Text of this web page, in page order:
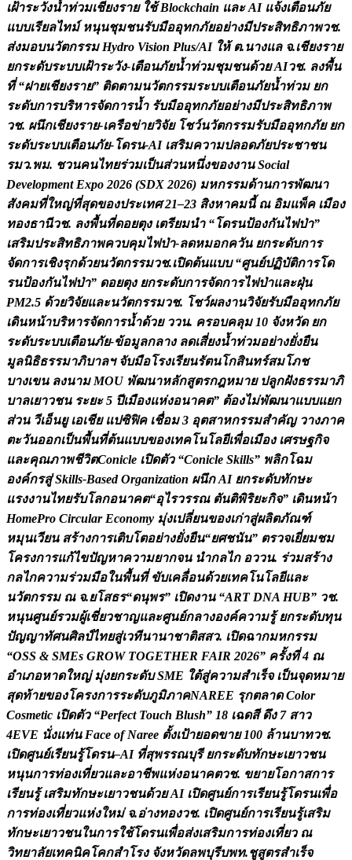
เฝาระวงนทวมเชยงราย ใช Blockchain และ AI แจงเตอนภย
แบบเรยลไทม หนนชมชนรบมออทกภยอยางมประสทธภาพวช.
สงมอบนวตกรรม Hydro Vision Plus/AI ให ต.นางแล จ.เชยงราย
ยกระดบระบบเฝาระวง-เตอนภยนทวมชมชนดวย AIวช. ลงพน
ท “ฝายเชยงราย” ตดตามนวตกรรมระบบเตอนภยนทวม ยก
ระดบการบรหารจดการน รบมออทกภยอยางมประสทธภาพ
วช. ผนกเชยงราย-เครอขายวจย โชวนวตกรรมรบมออทกภย ยก
ระดบระบบเตอนภย-โดรน-AI เสรมความปลอดภยประชาชน
รมว.พม. ชวนคนไทยรวมเปนสวนหนงของงาน Social
Development Expo 2026 (SDX 2026) มหกรรมดานการพฒนา
สงคมทใหญทสดของประเทศ 21–23 สงหาคมน ณ อมแพค เมอง
ทองธานวช. ลงพนทดอยตง เตรยมน “โดรนปองกนไฟปา”
เสรมประสทธภาพควบคมไฟปา-ลดหมอกควน ยกระดบการ
จดการเชงรกดวยนวตกรรมวช.เปดตนแบบ “ศนยปฏบตการโด
รนปองกนไฟปา” ดอยตง ยกระดบการจดการไฟปาและฝน
PM2.5 ดวยวจยและนวตกรรมวช. โชวผลงานวจยรบมออทกภย
เดนหนาบรหารจดการนดวย ววน. ครอบคลม 10 จงหวด ยก
ระดบระบบเตอนภย-ขอมลกลาง ลดเสยงนทวมอยางยงยน
มลนธธรรมาภบาลฯ จบมอโรงเรยนรตนโกสนทรสมโภช
บางเขน ลงนาม MOU พฒนาหลกสตรกฎหมาย ปลกฝงธรรมาภ
บาลเยาวชน ระยะ 5 ปเมองแหงอนาคต” ตองไมพฒนาแบบแยก
สวน วเอนย เอเชย แปซฟค เชอม 3 อตสาหกรรมสคญ วางภาค
ตะวนออกเปนพนทตนแบบของเทคโนโลยเพอเมอง เศรษฐกจ
และคณภาพชวตConicle เปดตว “Conicle Skills” พลกโฉม
องคกรส Skills-Based Organization ผนก AI ยกระดบทกษะ
แรงงานไทยรบโลกอนาคต“อไรวรรณ ตนตพรยะกจ” เดนหนา
HomePro Circular Economy มงเปลยนของเกาสผลตภณฑ
หมนเวยน สรางการเตบโตอยางยงยน“ยศชนน” ตรวจเยยมชม
โครงการแกไขปญหาความยากจน นกลไก อววน. รวมสราง
กลไกความรวมมอในพนท ขบเคลอนดวยเทคโนโลยและ
นวตกรรม ณ จ.ยโสธร“ดนพร” เปดงาน “ART DNA HUB” วช.
หนนศนยรวมผเชยวชาญและศนยกลางองคความร ยกระดบทน
ปญญาทศนศลปไทยสเวทนานาชาตสสว. เปดฉากมหกรรม
“OSS & SMEs GROW TOGETHER FAIR 2026” ครงท 4 ณ
อเภอหาดใหญ มงยกระดบ SME ใตสความสเรจ เปนจดหมาย
สดทายของโครงการระดบภมภาคNAREE รกตลาด Color
Cosmetic เปดตว “Perfect Touch Blush” 18 เฉดส ดง 7 สาว
4EVE นงแทน Face of Naree ตงเปายอดขาย 100 ลานบาทวช.
เปดศนยเรยนรโดรน–AI ทสพรรณบร ยกระดบทกษะเยาวชน
หนนการทองเทยวและอาชพแหงอนาคตวช. ขยายโอกาสการ
เรยนร เสรมทกษะเยาวชนดวย AI เปดศนยการเรยนรโดรนเพอ
การทองเทยวแหงใหม จ.อางทองวช. เปดศนยการเรยนรเสรม
ทกษะเยาวชนในการใชโดรนเพอสงเสรมการทองเทยว ณ
วทยาลยเทคนคโคกสโรง จงหวดลพบรบพท.ชสตรสเรจ